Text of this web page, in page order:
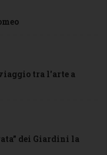
tra l'arte a
dei Giardini la